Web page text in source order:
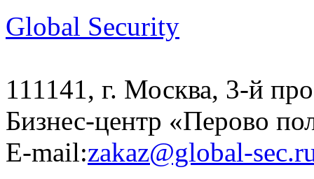
Global Security
111141, г. Москва, 3-й
Бизнес-центр «Перово
E-mail:zakaz@global-